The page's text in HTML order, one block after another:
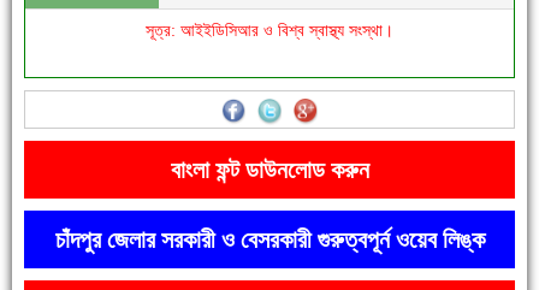
'বাংলা সাহিত্যানুরাগীরা তাঁর অবদানকে চিরকাল স্মরণ করবে'
সূত্র: আইইডিসিআর ও বিশ্ব স্বাস্থ্য সংস্থা।
বাংলা ফন্ট ডাউনলোড করুন
চাঁদপুর জেলার সরকারী ও বেসরকারী গুরুত্বপূর্ন ওয়েব লিঙ্ক